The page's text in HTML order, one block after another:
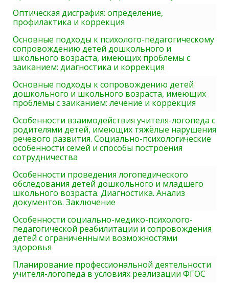
Оптическая дисграфия: определение,
профилактика и коррекция
Основные подходы к психолого-педагогическому
сопровождению детей дошкольного и
школьного возраста, имеющих проблемы с
заиканием: диагностика и коррекция
Основные подходы к сопровождению детей
дошкольного и школьного возраста, имеющих
проблемы с заиканием: лечение и коррекция
Особенности взаимодействия учителя-логопеда с
родителями детей, имеющих тяжёлые нарушения
речевого развития. Социально-психологические
особенности семей и способы построения
сотрудничества
Особенности проведения логопедического
обследования детей дошкольного и младшего
школьного возраста. Диагностика. Анализ
документов. Заключение
Особенности социально-медико-психолого-
педагогической реабилитации и сопровождения
детей с ограниченными возможностями
здоровья
Планирование профессиональной деятельности
учителя-логопеда в условиях реализации ФГОС